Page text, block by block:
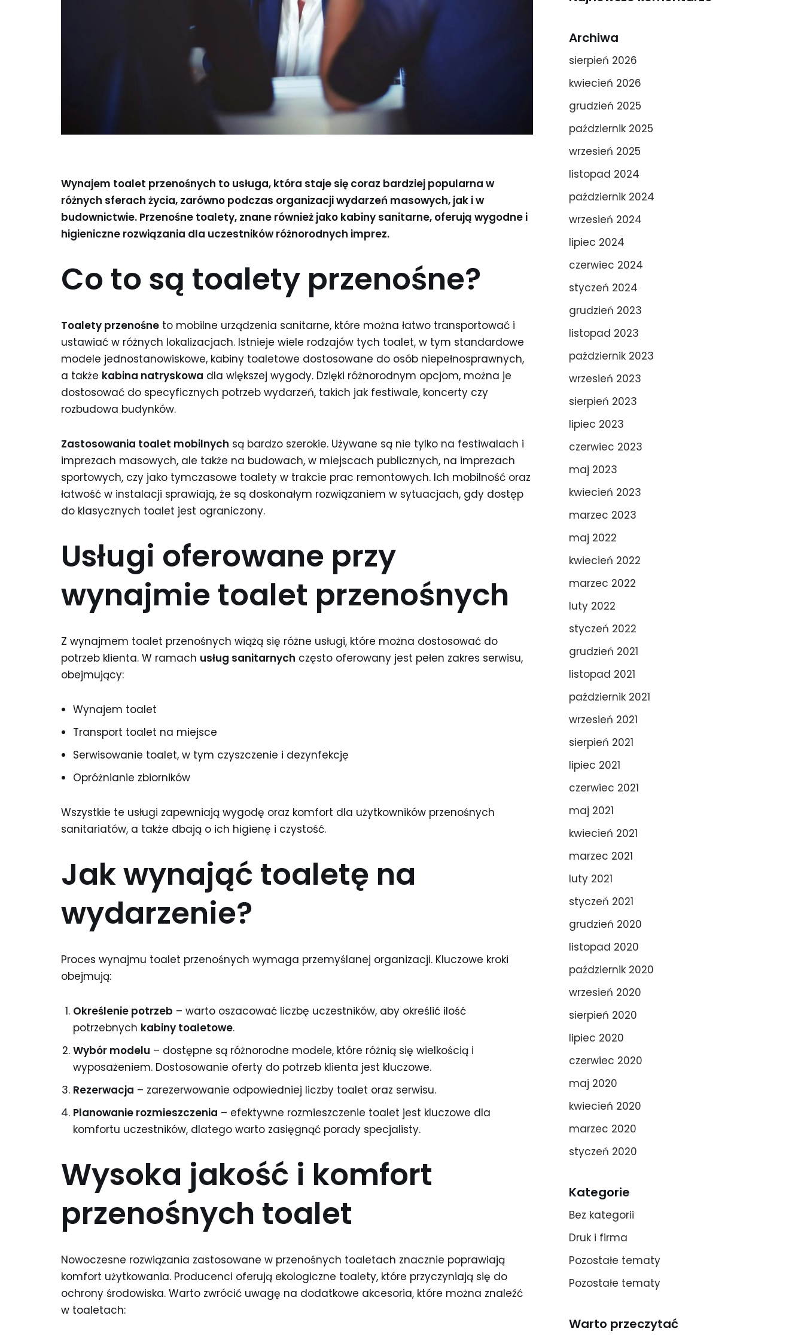
Wynajem toalet przenośnych to usługa, która staje się coraz bardziej popularna w
różnych sferach życia, zarówno podczas organizacji wydarzeń masowych, jak i w
budownictwie. Przenośne toalety, znane również jako kabiny sanitarne, oferują wygodne i
higieniczne rozwiązania dla uczestników różnorodnych imprez.
Co to są toalety przenośne?
Toalety przenośne to mobilne urządzenia sanitarne, które można łatwo transportować i
ustawiać w różnych lokalizacjach. Istnieje wiele rodzajów tych toalet, w tym standardowe
modele jednostanowiskowe, kabiny toaletowe dostosowane do osób niepełnosprawnych,
a także kabina natryskowa dla większej wygody. Dzięki różnorodnym opcjom, można je
dostosować do specyficznych potrzeb wydarzeń, takich jak festiwale, koncerty czy
rozbudowa budynków.
Zastosowania toalet mobilnych są bardzo szerokie. Używane są nie tylko na festiwalach i
imprezach masowych, ale także na budowach, w miejscach publicznych, na imprezach
sportowych, czy jako tymczasowe toalety w trakcie prac remontowych. Ich mobilność oraz
łatwość w instalacji sprawiają, że są doskonałym rozwiązaniem w sytuacjach, gdy dostęp
do klasycznych toalet jest ograniczony.
Usługi oferowane przy
wynajmie toalet przenośnych
Z wynajmem toalet przenośnych wiążą się różne usługi, które można dostosować do
potrzeb klienta. W ramach usług sanitarnych często oferowany jest pełen zakres serwisu,
obejmujący:
Wynajem toalet
Transport toalet na miejsce
Serwisowanie toalet, w tym czyszczenie i dezynfekcję
Opróżnianie zbiorników
Wszystkie te usługi zapewniają wygodę oraz komfort dla użytkowników przenośnych
sanitariatów, a także dbają o ich higienę i czystość.
Jak wynająć toaletę na
wydarzenie?
Proces wynajmu toalet przenośnych wymaga przemyślanej organizacji. Kluczowe kroki
obejmują:
Określenie potrzeb – warto oszacować liczbę uczestników, aby określić ilość
potrzebnych kabiny toaletowe.
Wybór modelu – dostępne są różnorodne modele, które różnią się wielkością i
wyposażeniem. Dostosowanie oferty do potrzeb klienta jest kluczowe.
Rezerwacja – zarezerwowanie odpowiedniej liczby toalet oraz serwisu.
Planowanie rozmieszczenia – efektywne rozmieszczenie toalet jest kluczowe dla
komfortu uczestników, dlatego warto zasięgnąć porady specjalisty.
Wysoka jakość i komfort
przenośnych toalet
Nowoczesne rozwiązania zastosowane w przenośnych toaletach znacznie poprawiają
komfort użytkowania. Producenci oferują ekologiczne toalety, które przyczyniają się do
ochrony środowiska. Warto zwrócić uwagę na dodatkowe akcesoria, które można znaleźć
w toaletach:
Archiwa
sierpień 2026
kwiecień 2026
grudzień 2025
październik 2025
wrzesień 2025
listopad 2024
październik 2024
wrzesień 2024
lipiec 2024
czerwiec 2024
styczeń 2024
grudzień 2023
listopad 2023
październik 2023
wrzesień 2023
sierpień 2023
lipiec 2023
czerwiec 2023
maj 2023
kwiecień 2023
marzec 2023
maj 2022
kwiecień 2022
marzec 2022
luty 2022
styczeń 2022
grudzień 2021
listopad 2021
październik 2021
wrzesień 2021
sierpień 2021
lipiec 2021
czerwiec 2021
maj 2021
kwiecień 2021
marzec 2021
luty 2021
styczeń 2021
grudzień 2020
listopad 2020
październik 2020
wrzesień 2020
sierpień 2020
lipiec 2020
czerwiec 2020
maj 2020
kwiecień 2020
marzec 2020
styczeń 2020
Kategorie
Bez kategorii
Druk i firma
Pozostałe tematy
Pozostałe tematy
Warto przeczytać